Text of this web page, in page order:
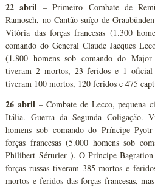
22 abril – Primeiro Combate de
Ramosch, no Cantão suíço de
Vitória das forças francesas (1.300
comando do General Claude Jacques
(1.800 homens sob comando do
tiveram 2 mortos, 23 feridos e 1 oficial
tiveram 100 mortos, 120 feridos e 475
26 abril – Combate de Lecco, pequena
Itália. Guerra da Segunda Coligação.
homens sob comando do Príncipe
forças francesas (5.000 homens sob
Philibert Sérurier ). O Príncipe
forças russas tiveram 385 mortos e
mortos e feridos das forças francesas,